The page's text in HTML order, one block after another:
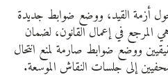
أزمة القيد، ووضع ضوابط جديدة
هي المرجع في إعمال القانون، لضمان
ووضع ضوابط صارمة لمنع انتحال
إلى جلسات النقاش الموسعة.